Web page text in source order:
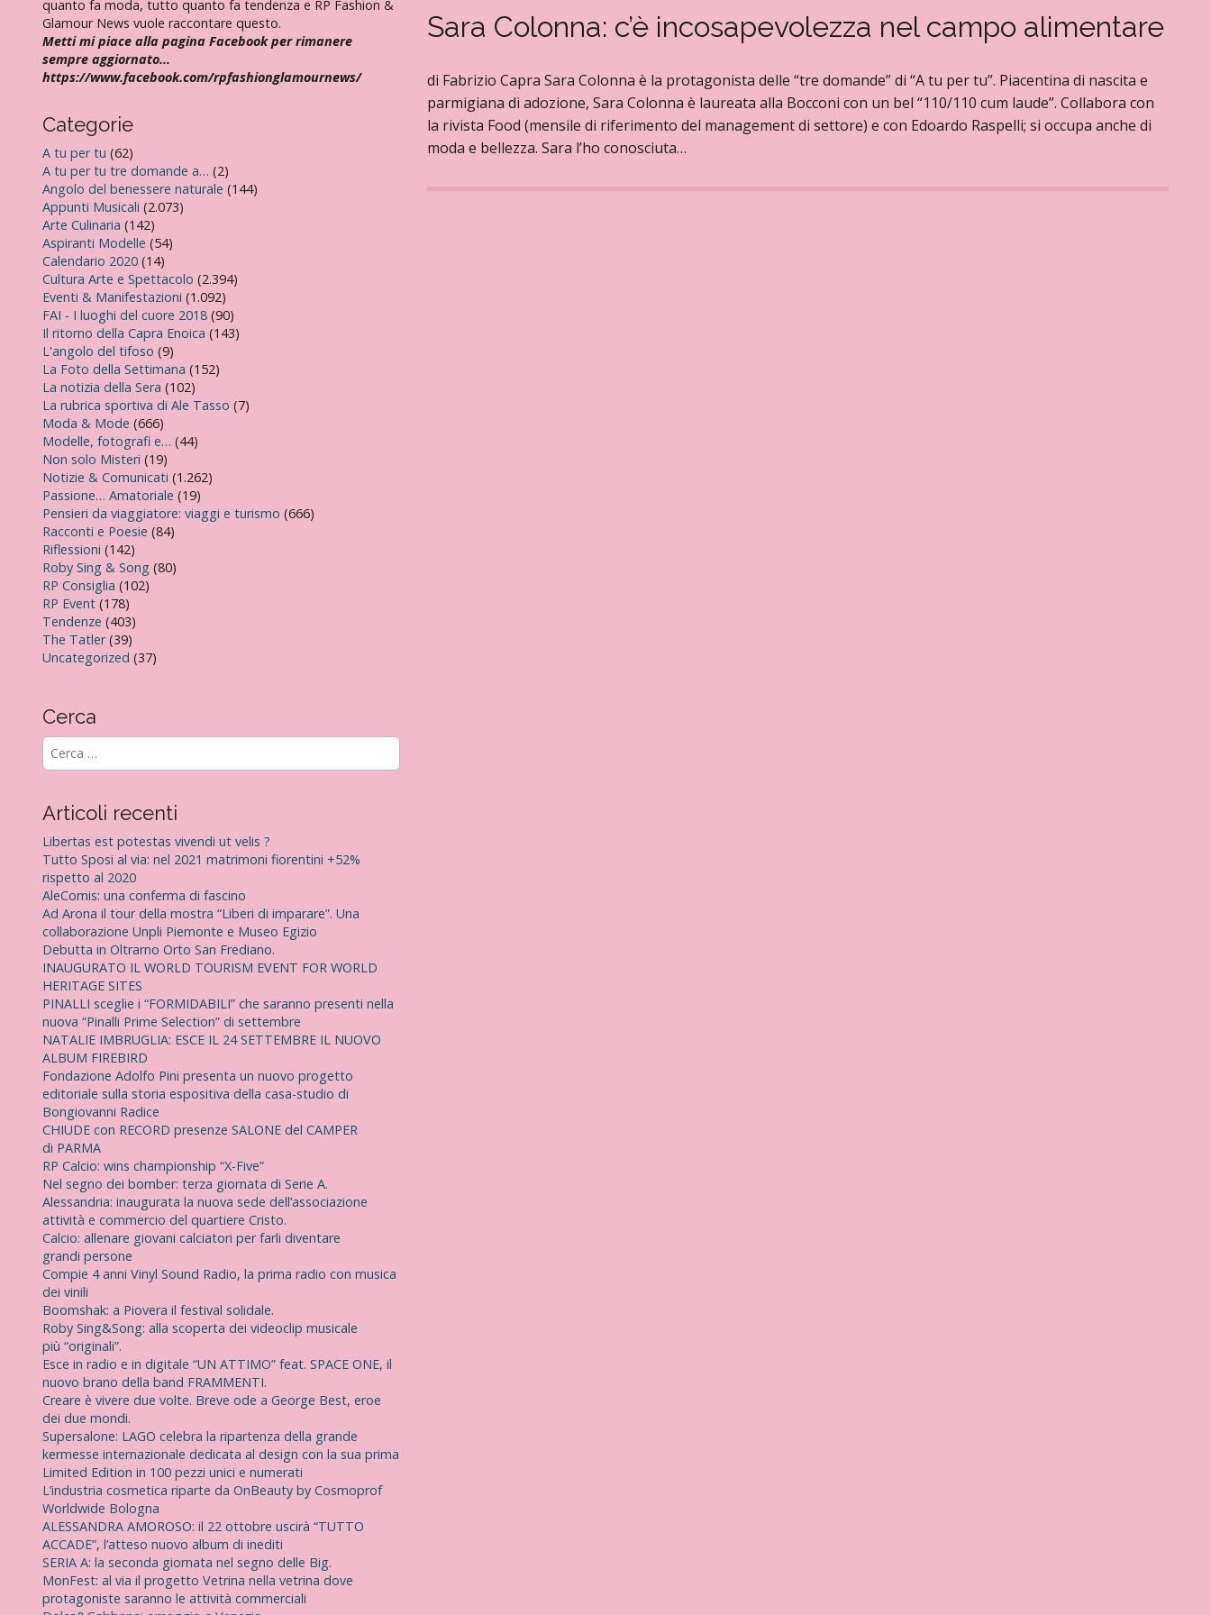
Sara Colonna: c’è incosapevolezza nel campo alimentare
di Fabrizio Capra Sara Colonna è la protagonista delle “tre domande” di “A tu per tu”. Piacentina di nascita e
parmigiana di adozione, Sara Colonna è laureata alla Bocconi con un bel “110/110 cum laude”. Collabora con
la rivista Food (mensile di riferimento del management di settore) e con Edoardo Raspelli; si occupa anche di
moda e bellezza. Sara l’ho conosciuta…
quanto fa moda, tutto quanto fa tendenza e RP Fashion &
Glamour News vuole raccontare questo.
Metti mi piace alla pagina Facebook per rimanere
sempre aggiornato…
https://www.facebook.com/rpfashionglamournews/
Categorie
A tu per tu (62)
A tu per tu tre domande a… (2)
Angolo del benessere naturale (144)
Appunti Musicali (2.073)
Arte Culinaria (142)
Aspiranti Modelle (54)
Calendario 2020 (14)
Cultura Arte e Spettacolo (2.394)
Eventi & Manifestazioni (1.092)
FAI - I luoghi del cuore 2018 (90)
Il ritorno della Capra Enoica (143)
L'angolo del tifoso (9)
La Foto della Settimana (152)
La notizia della Sera (102)
La rubrica sportiva di Ale Tasso (7)
Moda & Mode (666)
Modelle, fotografi e… (44)
Non solo Misteri (19)
Notizie & Comunicati (1.262)
Passione… Amatoriale (19)
Pensieri da viaggiatore: viaggi e turismo (666)
Racconti e Poesie (84)
Riflessioni (142)
Roby Sing & Song (80)
RP Consiglia (102)
RP Event (178)
Tendenze (403)
The Tatler(39)
Uncategorized (37)
Cerca
R
r
c
a
p
e
r
Articoli recenti
Libertas est potestas vivendi ut velis ?
Tutto Sposi al via: nel 2021 matrimoni fiorentini +52%
rispetto al 2020
AleComis: una conferma di fascino
Ad Arona il tour della mostra “Liberi di imparare”. Una
collaborazione Unpli Piemonte e Museo Egizio
Debutta in Oltrarno Orto San Frediano.
INAUGURATO IL WORLD TOURISM EVENT FOR WORLD
HERITAGE SITES
PINALLI sceglie i “FORMIDABILI” che saranno presenti nella
nuova “Pinalli Prime Selection” di settembre
NATALIE IMBRUGLIA: ESCE IL 24 SETTEMBRE IL NUOVO
ALBUM FIREBIRD
Fondazione Adolfo Pini presenta un nuovo progetto
editoriale sulla storia espositiva della casa-studio di
Bongiovanni Radice
CHIUDE con RECORD presenze SALONE del CAMPER
di PARMA
RP Calcio: wins championship “X-Five”
Nel segno dei bomber: terza giornata di Serie A.
Alessandria: inaugurata la nuova sede dell’associazione
attività e commercio del quartiere Cristo.
Calcio: allenare giovani calciatori per farli diventare
grandi persone
Compie 4 anni Vinyl Sound Radio, la prima radio con musica
dei vinili
Boomshak: a Piovera il festival solidale.
Roby Sing&Song: alla scoperta dei videoclip musicale
più “originali”.
Esce in radio e in digitale “UN ATTIMO” feat. SPACE ONE, il
nuovo brano della band FRAMMENTI.
Creare è vivere due volte. Breve ode a George Best, eroe
dei due mondi.
Supersalone: LAGO celebra la ripartenza della grande
kermesse internazionale dedicata al design con la sua prima
Limited Edition in 100 pezzi unici e numerati
L’industria cosmetica riparte da OnBeauty by Cosmoprof
Worldwide Bologna
ALESSANDRA AMOROSO: il 22 ottobre uscirà “TUTTO
ACCADE”, l’atteso nuovo album di inediti
SERIA A: la seconda giornata nel segno delle Big.
MonFest: al via il progetto Vetrina nella vetrina dove
protagoniste saranno le attività commerciali